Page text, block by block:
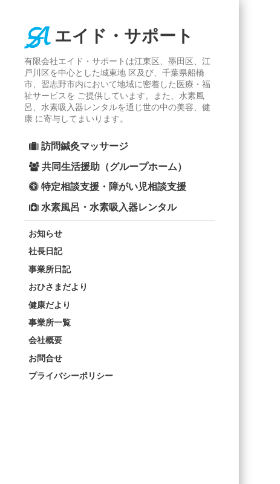
エイド・サポート
有限会社エイド・サポートは江東区、墨田区、江
戸川区を中心とした城東地 区及び、千葉県船橋
市、習志野市内において地域に密着した医療・福
祉サービスを ご提供しています。また、水素風
呂、水素吸入器レンタルを通じ世の中の美容、健
康 に寄与してまいります。
訪問鍼灸マッサージ
共同生活援助（グループホーム）
特定相談支援・障がい児相談支援
水素風呂・水素吸入器レンタル
お知らせ
社長日記
事業所日記
おひさまだより
健康だより
事業所一覧
会社概要
お問合せ
プライバシーポリシー